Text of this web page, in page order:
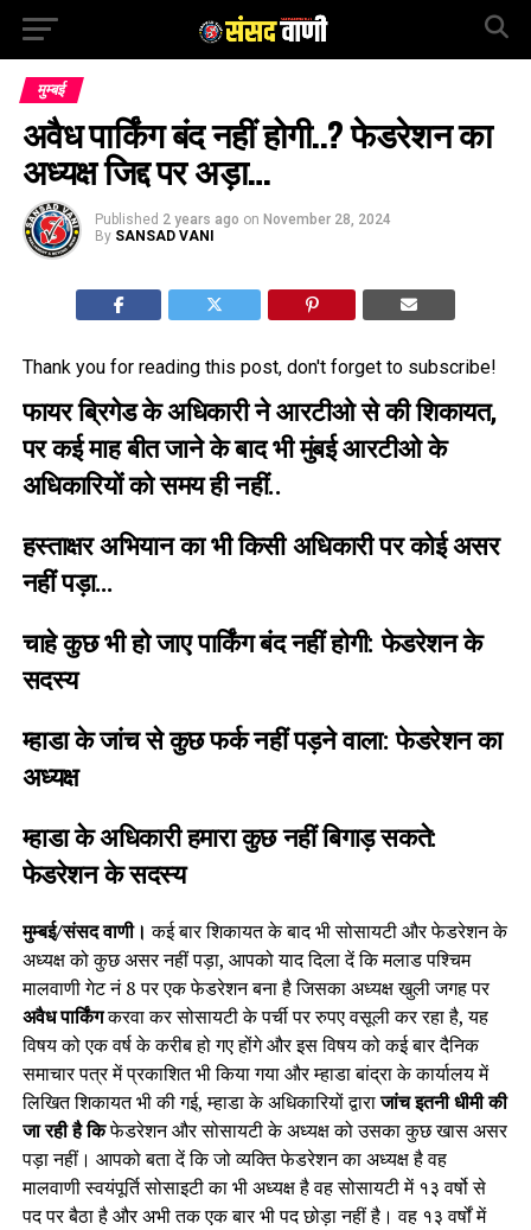
मुम्बई
अवैध पार्किंग बंद नहीं होगी..? फेडरेशन का
अध्यक्ष जिद्द पर अड़ा…
Published 2 years ago on November 28, 2024
By SANSAD VANI
Thank you for reading this post, don't forget to subscribe!
फायर ब्रिगेड के अधिकारी ने आरटीओ से की शिकायत,
पर कई माह बीत जाने के बाद भी मुंबई आरटीओ के
अधिकारियों को समय ही नहीं..
हस्ताक्षर अभियान का भी किसी अधिकारी पर कोई असर
नहीं पड़ा…
चाहे कुछ भी हो जाए पार्किंग बंद नहीं होगी: फेडरेशन के
सदस्य
म्हाडा के जांच से कुछ फर्क नहीं पड़ने वाला: फेडरेशन का
अध्यक्ष
म्हाडा के अधिकारी हमारा कुछ नहीं बिगाड़ सकते:
फेडरेशन के सदस्य
मुम्बई/संसद वाणी।कई बार शिकायत के बाद भी सोसायटी और फेडरेशन के
अध्यक्ष को कुछ असर नहीं पड़ा, आपको याद दिला दें कि मलाड पश्चिम
मालवाणी गेट नं 8 पर एक फेडरेशन बना है जिसका अध्यक्ष खुली जगह पर
अवैध पार्किंगकरवा कर सोसायटी के पर्ची पर रुपए वसूली कर रहा है, यह
विषय को एक वर्ष के करीब हो गए होंगे और इस विषय को कई बार दैनिक
समाचार पत्र में प्रकाशित भी किया गया और म्हाडा बांद्रा के कार्यालय में
लिखित शिकायत भी की गई, म्हाडा के अधिकारियों द्वाराजांच इतनी धीमी की
जा रही है किफेडरेशन और सोसायटी के अध्यक्ष को उसका कुछ खास असर
पड़ा नहीं। आपको बता दें कि जो व्यक्ति फेडरेशन का अध्यक्ष है वह
मालवाणी स्वयंपूर्ति सोसाइटी का भी अध्यक्ष है वह सोसायटी में १३ वर्षो से
पद पर बैठा है और अभी तक एक बार भी पद छोड़ा नहीं है। वह १३ वर्षों में